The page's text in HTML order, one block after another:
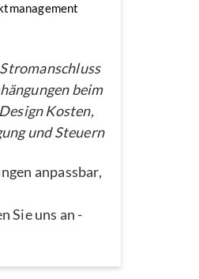
beim
Kosten,
und Steuern
anpassbar,
Sie uns an -